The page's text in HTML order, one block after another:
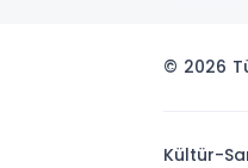
© 2026
Kültür-